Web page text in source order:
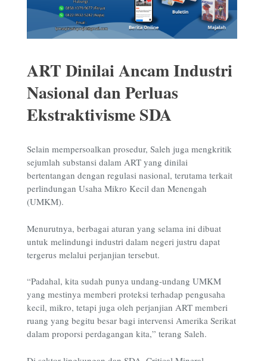
ART Dinilai Ancam Industri
Nasional dan Perluas
Ekstraktivisme SDA
Selain mempersoalkan prosedur, Saleh juga mengkritik
sejumlah substansi dalam ART yang dinilai
bertentangan dengan regulasi nasional, terutama terkait
perlindungan Usaha Mikro Kecil dan Menengah
(UMKM).
Menurutnya, berbagai aturan yang selama ini dibuat
untuk melindungi industri dalam negeri justru dapat
tergerus melalui perjanjian tersebut.
“Padahal, kita sudah punya undang-undang UMKM
yang mestinya memberi proteksi terhadap pengusaha
kecil, mikro, tetapi juga oleh perjanjian ART memberi
ruang yang begitu besar bagi intervensi Amerika Serikat
dalam proporsi perdagangan kita,” terang Saleh.